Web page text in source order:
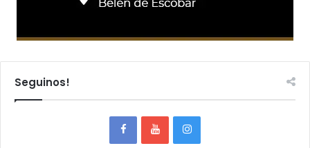
Seguinos!